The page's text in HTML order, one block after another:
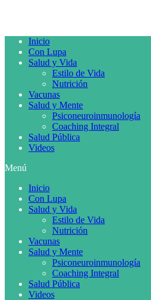
Inicio
Con Lupa
Salud y Vida
Estilo de Vida
Nutrición
Vacunas
Salud y Mente
Psiconeuroinmunología
Coaching Integral
Salud Pública
Videos
Menú
Inicio
Con Lupa
Salud y Vida
Estilo de Vida
Nutrición
Vacunas
Salud y Mente
Psiconeuroinmunología
Coaching Integral
Salud Pública
Videos